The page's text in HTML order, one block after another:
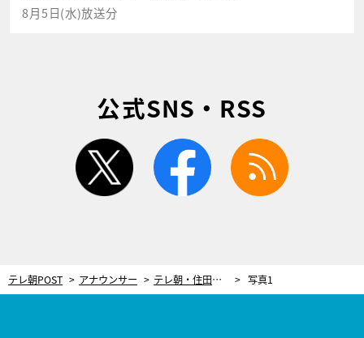
8月5日(水)放送分
公式SNS・RSS
twitter facebook
テレ朝POST アナウンサー テレ朝・住田紗里アナ、プライベートで“人気芸人”にバッタリ！「びっくりしすぎて言葉が出ませんでした」 写真1